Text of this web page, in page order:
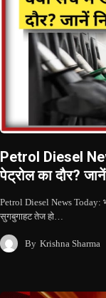
Petrol Diesel
पेट्रोल का दौर?
Petrol Diesel News Today:
सुगबुगाहट तेज हो…
By Krishna Sharma